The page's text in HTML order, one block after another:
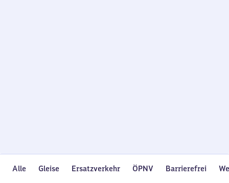
Alle Gleise Ersatzverkehr ÖPNV Barrierefrei